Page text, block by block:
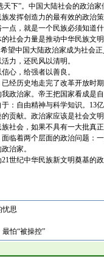
下”。中国大陆社会的政治家
发挥创造力的最有效的政治
，就是一个民族必须知道什
社会力量是推动中华民族文明
中国大陆政治家成为社会正
，还民风以清明。
，给强者以善良。
历史地走完了改革开放时期
政治家。帝王把国家看成是
自由精神与科学知识。13亿
贡献。政治家应该是社会文明
会，如果不具有一大批真正
着两个层面的政治问题：
治家。
纪中华民族新文明奠基的政
忧思
怕“被操控”